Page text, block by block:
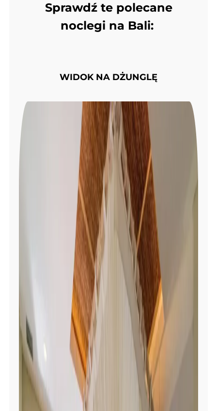
Sprawdź te polecane
noclegi na Bali:
WIDOK NA DŻUNGLĘ